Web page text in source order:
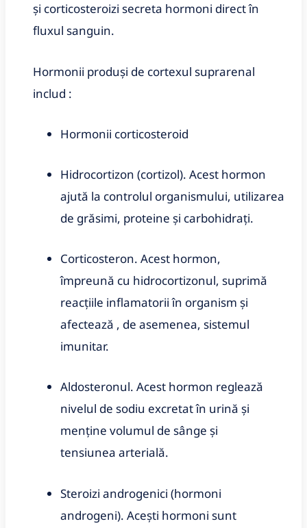
și corticosteroizi secreta hormoni direct în
fluxul sanguin.
Hormonii produși de cortexul suprarenal
includ :
Hormonii corticosteroid
Hidrocortizon (cortizol). Acest hormon
ajută la controlul organismului, utilizarea
de grăsimi, proteine și carbohidrați.
Corticosteron. Acest hormon,
împreună cu hidrocortizonul, suprimă
reacțiile inflamatorii în organism și
afectează , de asemenea, sistemul
imunitar.
Aldosteronul. Acest hormon reglează
nivelul de sodiu excretat în urină și
menține volumul de sânge și
tensiunea arterială.
Steroizi androgenici (hormoni
androgeni). Acești hormoni sunt